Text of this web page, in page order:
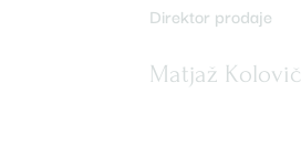
Direktor prodaje
Matjaž Kolovič